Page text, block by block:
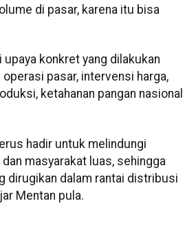
di pasar, karena itu bisa
upaya konkret yang dilakukan
pasar, intervensi harga,
ketahanan pangan nasional
hadir untuk melindungi
masyarakat luas, sehingga
dirugikan dalam rantai distribusi
Mentan pula.